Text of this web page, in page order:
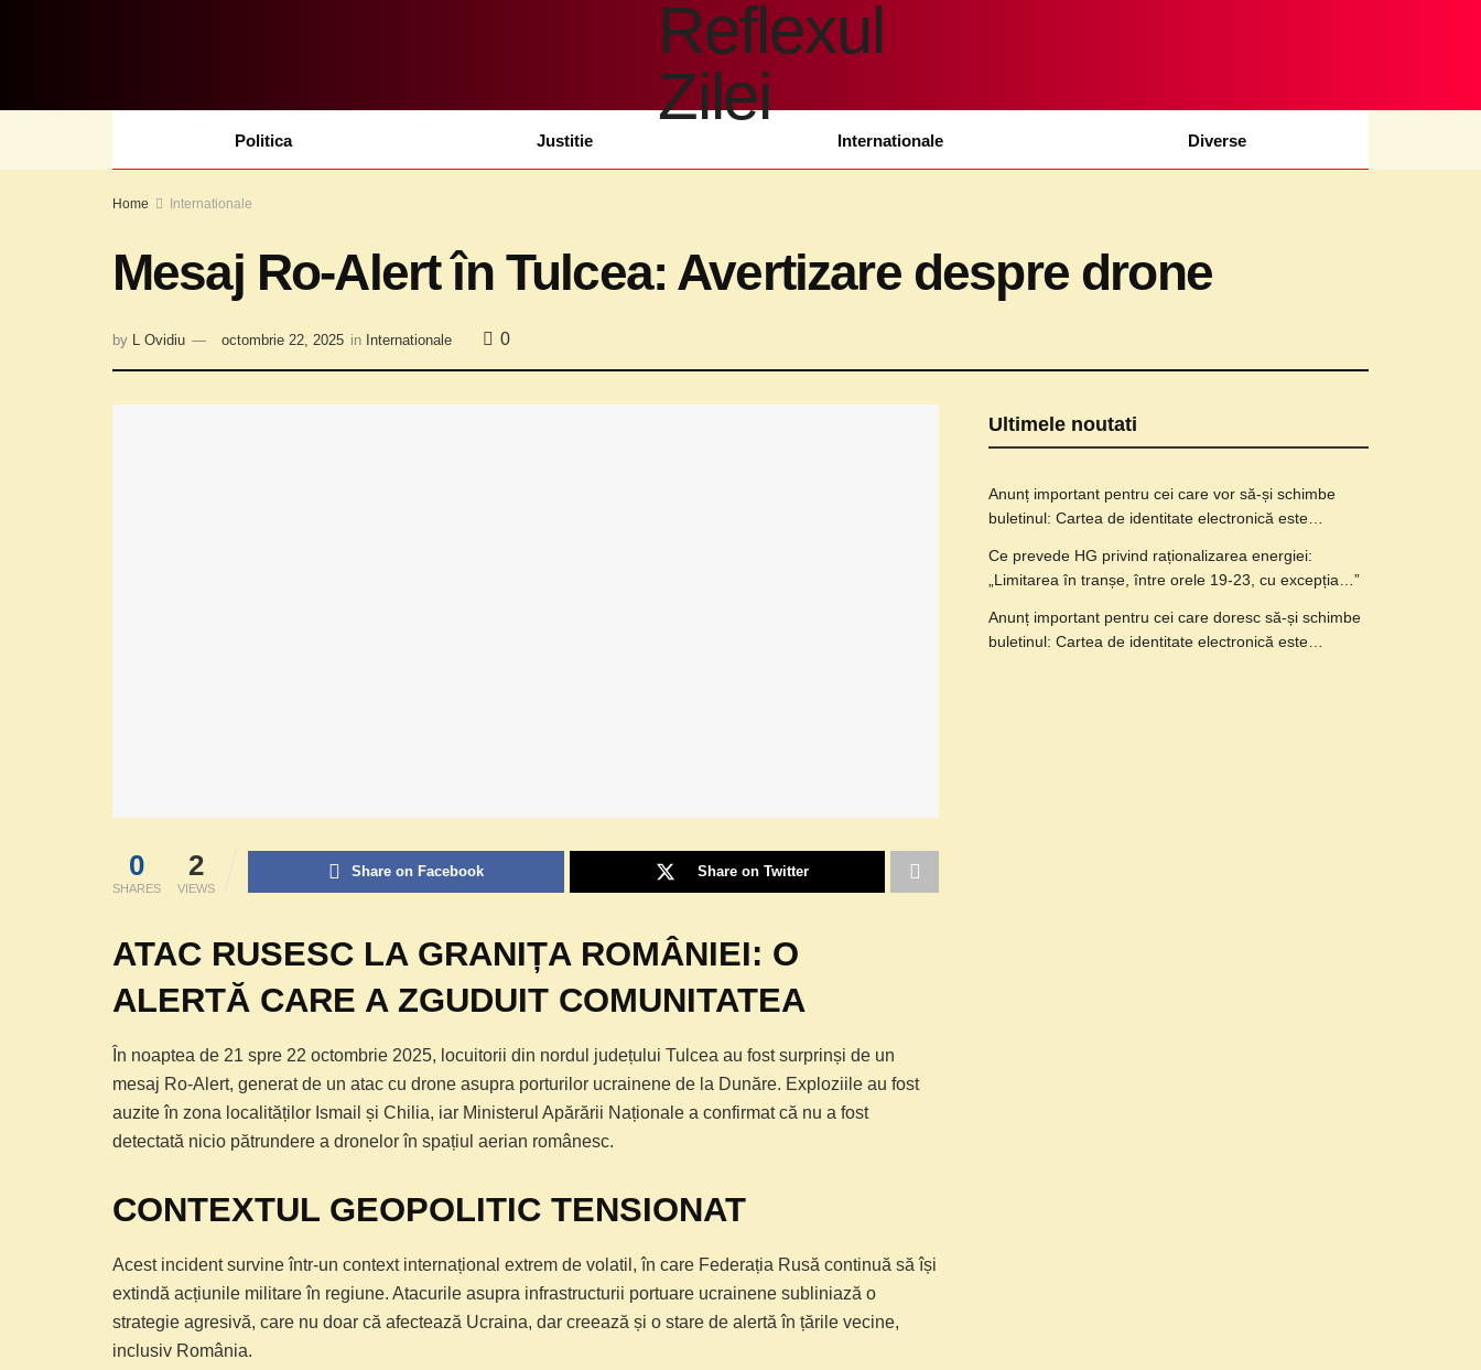
Politica Justitie Internationale Diverse
Home Internationale
Mesaj Ro-Alert în Tulcea: Avertizare despre drone
by L Ovidiu octombrie 22, 2025 in Internationale 0
0
SHARES
2
VIEWS
Share on Facebook Share on Twitter
ATAC RUSESC LA GRANIȚA ROMÂNIEI: O
ALERTĂ CARE A ZGUDUIT COMUNITATEA
În noaptea de 21 spre 22 octombrie 2025, locuitorii din nordul județului Tulcea au fost surprinși de un
mesaj Ro-Alert, generat de un atac cu drone asupra porturilor ucrainene de la Dunăre. Exploziile au fost
auzite în zona localităților Ismail și Chilia, iar Ministerul Apărării Naționale a confirmat că nu a fost
detectată nicio pătrundere a dronelor în spațiul aerian românesc.
CONTEXTUL GEOPOLITIC TENSIONAT
Acest incident survine într-un context internațional extrem de volatil, în care Federația Rusă continuă să își
extindă acțiunile militare în regiune. Atacurile asupra infrastructurii portuare ucrainene subliniază o
strategie agresivă, care nu doar că afectează Ucraina, dar creează și o stare de alertă în țările vecine,
inclusiv România.
Ultimele noutati
Anunț important pentru cei care vor să-și schimbe
buletinul: Cartea de identitate electronică este…
Ce prevede HG privind raționalizarea energiei:
„Limitarea în tranșe, între orele 19-23, cu excepția…”
Anunț important pentru cei care doresc să-și schimbe
buletinul: Cartea de identitate electronică este…